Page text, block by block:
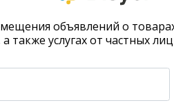
объявлений о
а также услугах от частных